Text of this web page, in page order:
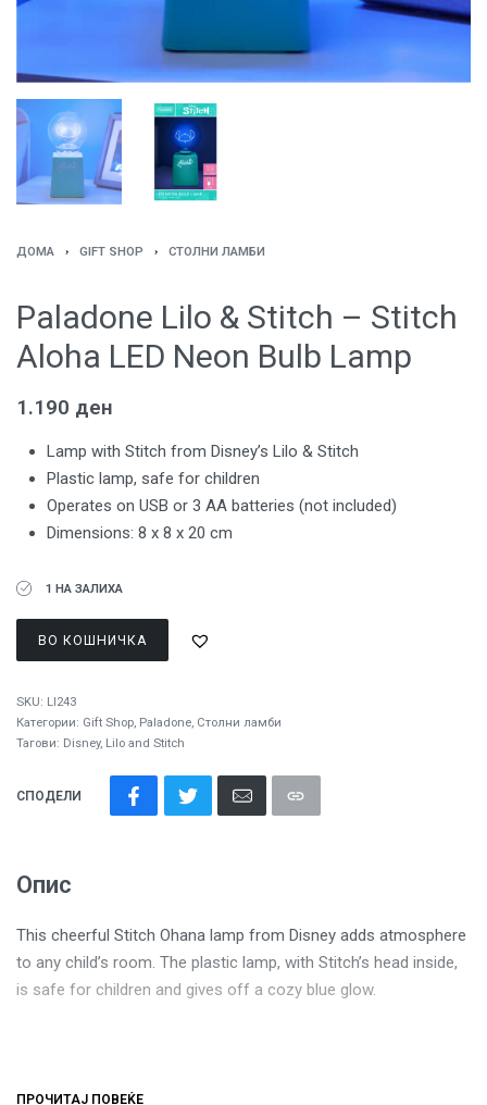
ДОМА › GIFT SHOP › СТОЛНИ ЛАМБИ
Paladone Lilo & Stitch – Stitch
Aloha LED Neon Bulb Lamp
1.190 ден
Lamp with Stitch from Disney’s Lilo & Stitch
Plastic lamp, safe for children
Operates on USB or 3 AA batteries (not included)
Dimensions: 8 x 8 x 20 cm
1 НА ЗАЛИХА
ВО КОШНИЧКА
SKU: LI243
Категории: Gift Shop, Paladone, Столни ламби
Тагови: Disney, Lilo and Stitch
СПОДЕЛИ
Опис
This cheerful Stitch Ohana lamp from Disney adds atmosphere
to any child’s room. The plastic lamp, with Stitch’s head inside,
is safe for children and gives off a cozy blue glow.